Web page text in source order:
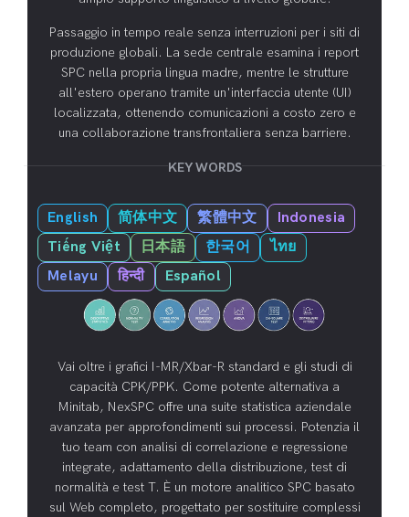
Passaggio in tempo reale senza interruzioni per i siti di
produzione globali. La sede centrale esamina i report
SPC nella propria lingua madre, mentre le strutture
all'estero operano tramite un'interfaccia utente (UI)
localizzata, ottenendo comunicazioni a costo zero e
una collaborazione transfrontaliera senza barriere.
KEY WORDS
English 简体中文 繁體中文
Indonesia
Tiếng Việt
日本語 한국어
ไทย
Melayu
हिन्दी Español
Vai oltre i grafici I-MR/Xbar-R standard e gli studi di
capacità CPK/PPK. Come potente alternativa a
Minitab, NexSPC offre una suite statistica aziendale
avanzata per approfondimenti sui processi. Potenzia il
tuo team con analisi di correlazione e regressione
integrate, adattamento della distribuzione, test di
normalità e test T. È un motore analitico SPC basato
sul Web completo, progettato per sostituire complessi